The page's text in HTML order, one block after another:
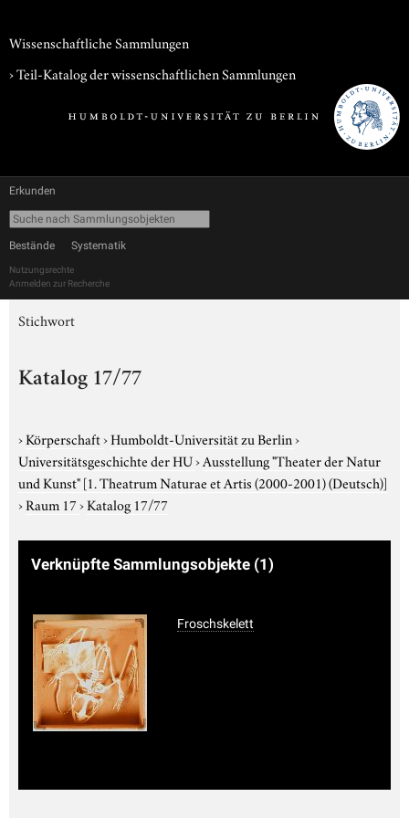
Wissenschaftliche Sammlungen
› Teil-Katalog der wissenschaftlichen Sammlungen
Erkunden
Bestände Systematik
Nutzungsrechte
Anmelden zur Recherche
Stichwort
Katalog 17/77
›Körperschaft›Humboldt-Universität zu Berlin›
Universitätsgeschichte der HU›Ausstellung "Theater der Natur
und Kunst"[1. Theatrum Naturae et Artis (2000-2001) (Deutsch)]
›Raum 17›Katalog 17/77
Verknüpfte Sammlungsobjekte (1)
Froschskelett